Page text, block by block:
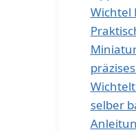
Wichtel
selber